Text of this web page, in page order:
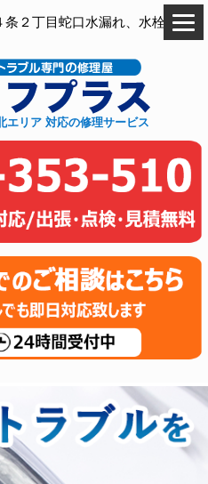
２丁目蛇口水漏れ、水栓交換
エリア 対応の修理サービス